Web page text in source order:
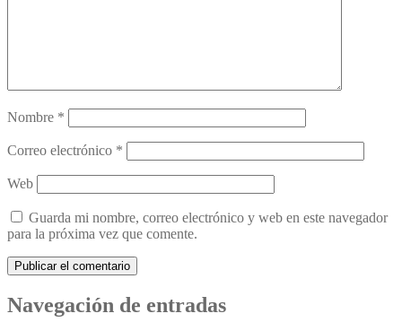
Nombre *
Correo electrónico *
Web
Guarda mi nombre, correo electrónico y web en este navegador
para la próxima vez que comente.
Navegación de entradas